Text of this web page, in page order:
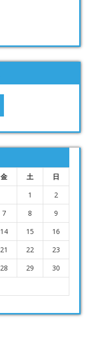
金 土
日
1
2
7 8
9
14 15
16
21 22
23
28 29
30